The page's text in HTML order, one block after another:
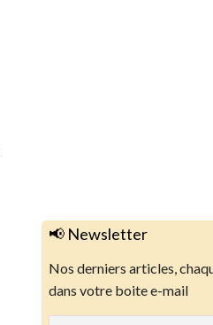
📢 Newsletter
Nos derniers articles,
dans votre boite e-mail